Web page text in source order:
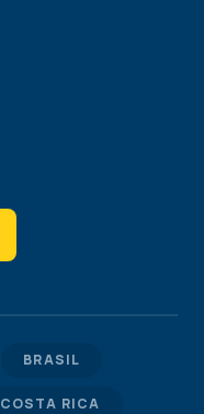
BRASIL
COSTA RICA